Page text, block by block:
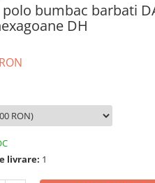
bumbac barbati
DH
livrare: 1